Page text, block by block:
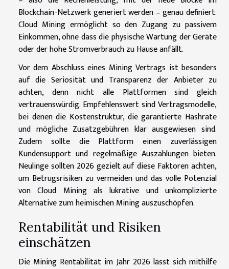
Blockchain-Netzwerk generiert werden – genau definiert.
Cloud Mining ermöglicht so den Zugang zu passivem
Einkommen, ohne dass die physische Wartung der Geräte
oder der hohe Stromverbrauch zu Hause anfällt.
Vor dem Abschluss eines Mining Vertrags ist besonders
auf die Seriosität und Transparenz der Anbieter zu
achten, denn nicht alle Plattformen sind gleich
vertrauenswürdig. Empfehlenswert sind Vertragsmodelle,
bei denen die Kostenstruktur, die garantierte Hashrate
und mögliche Zusatzgebühren klar ausgewiesen sind.
Zudem sollte die Plattform einen zuverlässigen
Kundensupport und regelmäßige Auszahlungen bieten.
Neulinge sollten 2026 gezielt auf diese Faktoren achten,
um Betrugsrisiken zu vermeiden und das volle Potenzial
von Cloud Mining als lukrative und unkomplizierte
Alternative zum heimischen Mining auszuschöpfen.
Rentabilität und Risiken
einschätzen
Die Mining Rentabilität im Jahr 2026 lässt sich mithilfe